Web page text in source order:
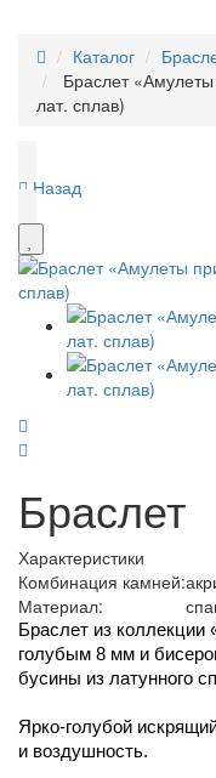
Каталог
Браслет
лат. сплав)
Назад
Браслет
Характеристики
Комбинация камней:
Материал:
Браслет из
голубым 8 мм и
бусины из латунного
Ярко-голубой
и воздушность.